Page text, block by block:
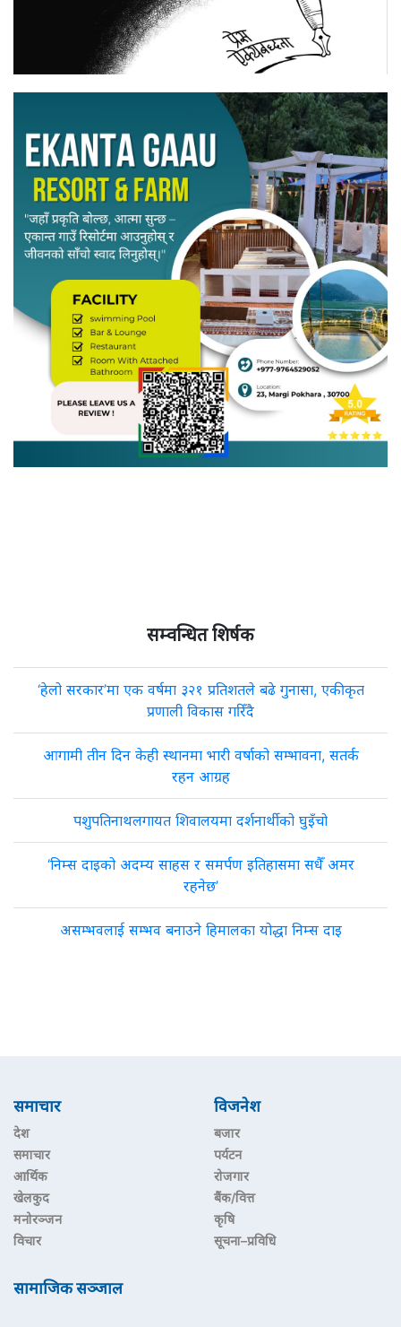
सम्वन्धित शिर्षक
‘हेलो सरकार’मा एक वर्षमा ३२१ प्रतिशतले बढे गुनासा, एकीकृत
प्रणाली विकास गरिँदै
आगामी तीन दिन केही स्थानमा भारी वर्षाको सम्भावना, सतर्क
रहन आग्रह
पशुपतिनाथलगायत शिवालयमा दर्शनार्थीको घुइँचो
‘निम्स दाइको अदम्य साहस र समर्पण इतिहासमा सधैँ अमर
रहनेछ’
असम्भवलाई सम्भव बनाउने हिमालका योद्धा निम्स दाइ
समाचार
देश
समाचार
आर्थिक
खेलकुद
मनोरञ्जन
विचार
विजनेश
बजार
पर्यटन
रोजगार
बैंक/वित्त
कृषि
सूचना–प्रविधि
सामाजिक सञ्जाल